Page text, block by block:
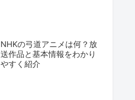
NHKの弓道アニメは何？放
送作品と基本情報をわかり
やすく紹介